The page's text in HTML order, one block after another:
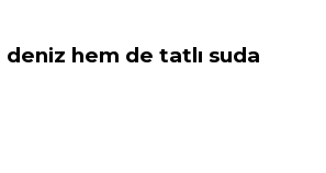
deniz hem de tatlı suda